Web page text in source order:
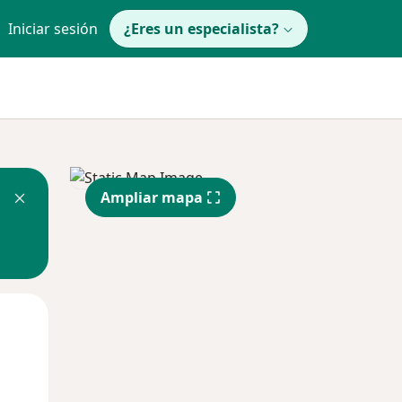
Iniciar sesión ¿Eres un especialista?
Ampliar mapa